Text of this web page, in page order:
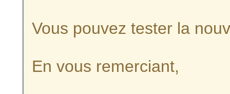
Vous pouvez tester la
En vous remerciant,